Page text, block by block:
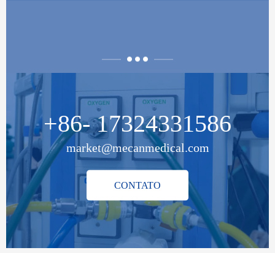
+86- 17324331586
market@mecanmedical.com
CONTATO